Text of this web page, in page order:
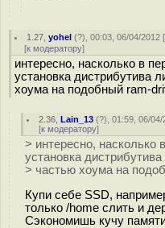
1.27 ,yohel (?), 00:03, 06/04/2012 [
[к модератору]
интересно, насколько в
установка дистрибутива
хоума на подобный ram-
2.36 ,Lain_13 (?), 01:59, 06/04/
[к модератору]
> интересно, насколько
установка
> частью хоума на
Купи себе SSD,
только /home слить и
Сэкономишь кучу